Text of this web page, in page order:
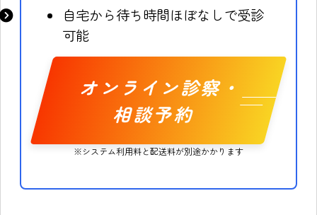
自宅から待ち時間ほぼなしで受診
可能
オンライン診察・
相談予約
※システム利用料と配送料が別途かかります